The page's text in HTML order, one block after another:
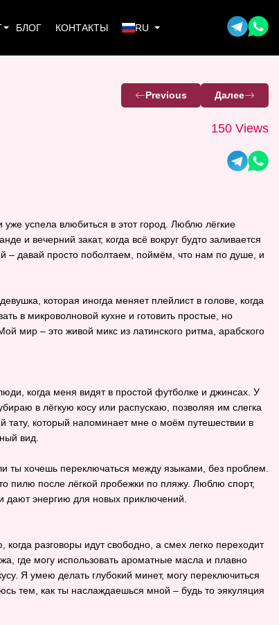
БЛОГ КОНТАКТЫ RU
Previous Далее
150 Views
успела влюбиться в этот город. Люблю лёгкие
и вечерний закат, когда всё вокруг будто заливается
давай просто поболтаем, поймём, что нам по душе, и
которая иногда меняет плейлист в голове, когда
в микроволновой кухне и готовить простые, но
мир – это живой микс из латинского ритма, арабского
когда меня видят в простой футболке и джинсах. У
в лёгкую косу или распускаю, позволяя им слегка
тату, который напоминает мне о моём путешествии в
вид.
ты хочешь переключаться между языками, без проблем.
пилю после лёгкой пробежки по пляжу. Люблю спорт,
дают энергию для новых приключений.
разговоры идут свободно, а смех легко переходит
где могу использовать ароматные масла и плавно
Я умею делать глубокий минет, могу переключиться
тем, как ты наслаждаешься мной – будь то эякуляция